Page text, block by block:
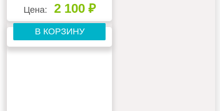
Цена: 2 100 ₽
В КОРЗИНУ